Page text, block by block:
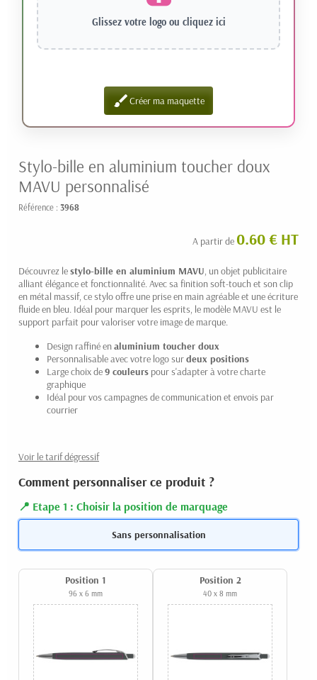
Glissez votre logo ou cliquez ici
brushCréer ma maquette
Stylo-bille en aluminium toucher doux
MAVU personnalisé
Référence : 3968
A partir de 0.60 € HT
Découvrez lestylo-bille en aluminium MAVU , un objet publicitaire
alliant élégance et fonctionnalité. Avec sa finition soft-touch et son clip
en métal massif, ce stylo offre une prise en main agréable et une écriture
fluide en bleu. Idéal pour marquer les esprits, le modèle MAVU est le
support parfait pour valoriser votre image de marque.
Design raffiné enaluminium toucher doux
Personnalisable avec votre logo surdeux positions
Large choix de9 couleurs pour s'adapter à votre charte
graphique
Idéal pour vos campagnes de communication et envois par
courrier
Voir le tarif dégressif
Comment personnaliser ce produit ?
Etape 1 : Choisir la position de marquage
Sans personnalisation
Position 1
96 x 6 mm
Position 2
40 x 8 mm